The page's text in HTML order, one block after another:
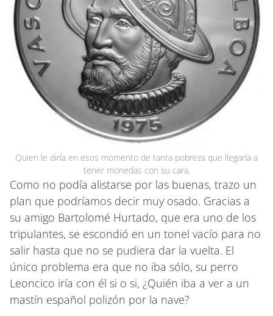
Quien le diría en esos momento de tanta pobreza que llegaría a
tener monedas con su cara.
Como no podía alistarse por las buenas, trazo un
plan que podríamos decir muy osado. Gracias a
su amigo Bartolomé Hurtado, que era uno de los
tripulantes, se escondió en un tonel vacío para no
salir hasta que no se pudiera dar la vuelta. El
único problema era que no iba sólo, su perro
Leoncico iría con él si o si, ¿Quién iba a ver a un
mastín español polizón por la nave?